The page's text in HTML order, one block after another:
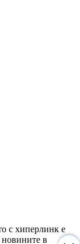
с хиперлинк е
в